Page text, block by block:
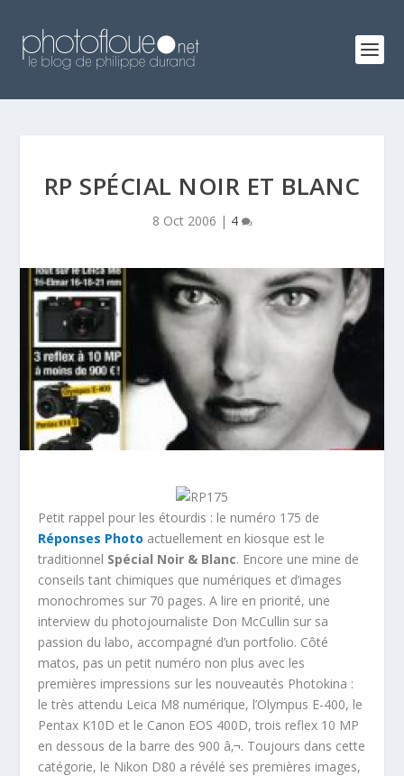
RP SPÉCIAL NOIR ET BLANC
8 Oct 2006 | 4
Petit rappel pour les étourdis : le numéro 175 de
Réponses Photo actuellement en kiosque est le
traditionnel Spécial Noir & Blanc. Encore une mine de
conseils tant chimiques que numériques et d’images
monochromes sur 70 pages. A lire en priorité, une
interview du photojournaliste Don McCullin sur sa
passion du labo, accompagné d’un portfolio. Côté
matos, pas un petit numéro non plus avec les
premières impressions sur les nouveautés Photokina :
le très attendu Leica M8 numérique, l’Olympus E-400, le
Pentax K10D et le Canon EOS 400D, trois reflex 10 MP
en dessous de la barre des 900 â‚¬. Toujours dans cette
catégorie, le Nikon D80 a révélé ses premières images,